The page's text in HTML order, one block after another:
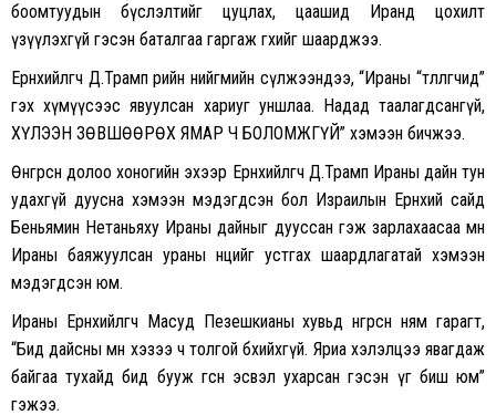
боомтуудын бүслэлтийг цуцлах, цаашид Иранд цохилт
үзүүлэхгүй гэсэн баталгаа гаргаж өгөхийг шаарджээ.
Ерөнхийлөгч Д.Трамп өөрийн нийгмийн сүлжээндээ, “Ираны “төлөөлөгчид”
гэх хүмүүсээс явуулсан хариуг уншлаа. Надад таалагдсангүй,
ХҮЛЭЭН ЗӨВШӨӨРӨХ ЯМАР Ч БОЛОМЖГҮЙ” хэмээн бичжээ.
Өнгөрсөн долоо хоногийн эхээр Ерөнхийлөгч Д.Трамп Ираны дайн тун
удахгүй дуусна хэмээн мэдэгдсэн бол Израилын Ерөнхий сайд
Беньямин Нетаньяху Ираны дайныг дууссан гэж зарлахаасаа өмнө
Ираны баяжуулсан ураны нөөцийг устгах шаардлагатай хэмээн
мэдэгдсэн юм.
Ираны Ерөнхийлөгч Масуд Пезешкианы хувьд өнгөрсөн ням гарагт,
“Бид дайсны өмнө хэзээ ч толгой бөхийхгүй. Яриа хэлэлцээ явагдаж
байгаа тухайд бид бууж өгсөн эсвэл ухарсан гэсэн үг биш юм”
гэжээ.